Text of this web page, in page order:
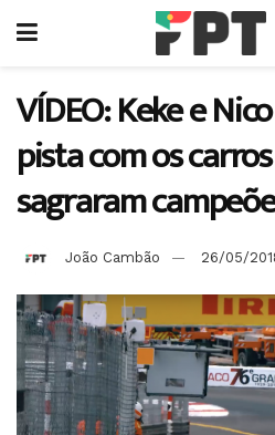
VÍDEO: Keke e
pista com os
sagraram
João Cambão 26/05/